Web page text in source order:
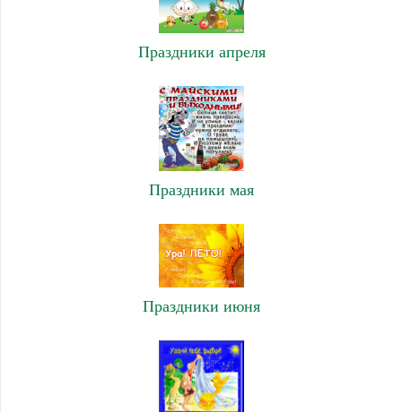
Праздники апреля
Праздники мая
Праздники июня